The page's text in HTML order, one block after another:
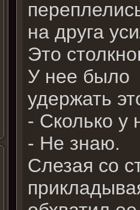
на друга
Это
У нее было
удержать
- Сколько у
- Не знаю.
Слезая со